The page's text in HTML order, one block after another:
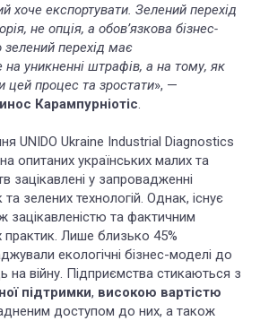
хоче експортувати. Зелений перехід
не опція, а обов’язкова бізнес-
перехід має
уникненні штрафів, а на тому, як
цей процес та зростати», —
Карампурніотіс.
UNIDO Ukraine Industrial Diagnostics
опитаних українських малих та
зацікавлені у запровадженні
зелених технологій. Однак, існує
зацікавленістю та фактичним
Лише близько 45%
екологічні бізнес-моделі до
на війну. Підприємства стикаються з
підтримки, високою вартістю
доступом до них, а також